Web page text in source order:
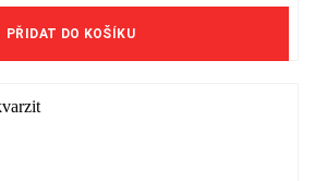
PŘIDAT DO KOŠÍKU